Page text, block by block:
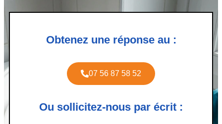
Obtenez une réponse au :
07 56 87 58 52
Ou sollicitez-nous par écrit :